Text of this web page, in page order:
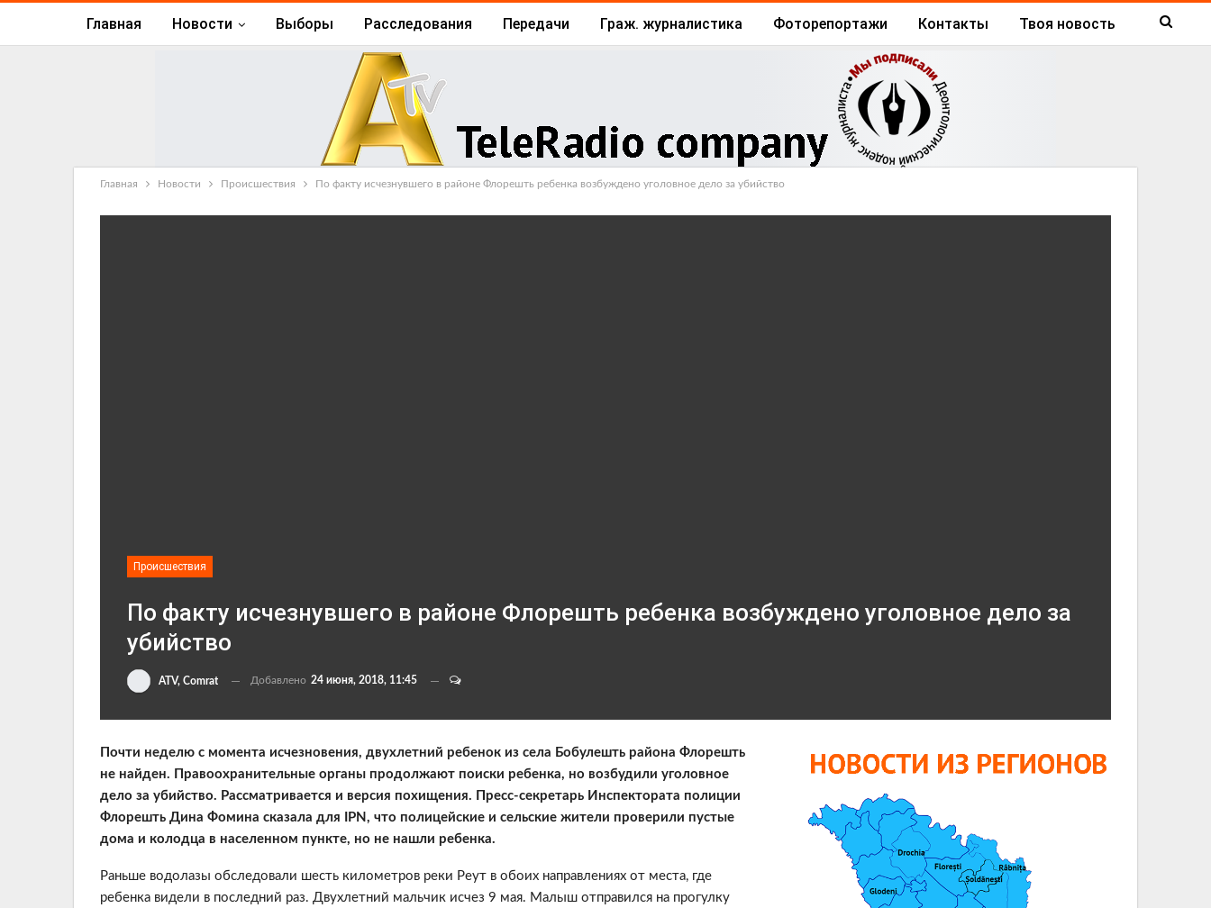
Главная Новости Выборы Расследования Передачи Граж. журналистика Фоторепортажи Контакты Твоя новость
Главная Новости Происшествия По факту исчезнувшего в районе Флорешть ребенка возбуждено уголовное дело за убийство
Происшествия
По факту исчезнувшего в районе Флорешть ребенка возбуждено уголовное дело за
убийство
ATV, Comrat Добавлено 24 июня, 2018, 11:45
Почти неделю с момента исчезновения, двухлетний ребенок из села Бобулешть района Флорешть
не найден. Правоохранительные органы продолжают поиски ребенка, но возбудили уголовное
дело за убийство. Рассматривается и версия похищения. Пресс-секретарь Инспектората полиции
Флорешть Дина Фомина сказала для IPN, что полицейские и сельские жители проверили пустые
дома и колодца в населенном пункте, но не нашли ребенка.
Раньше водолазы обследовали шесть километров реки Реут в обоих направлениях от места, где
ребенка видели в последний раз. Двухлетний мальчик исчез 9 мая. Малыш отправился на прогулку